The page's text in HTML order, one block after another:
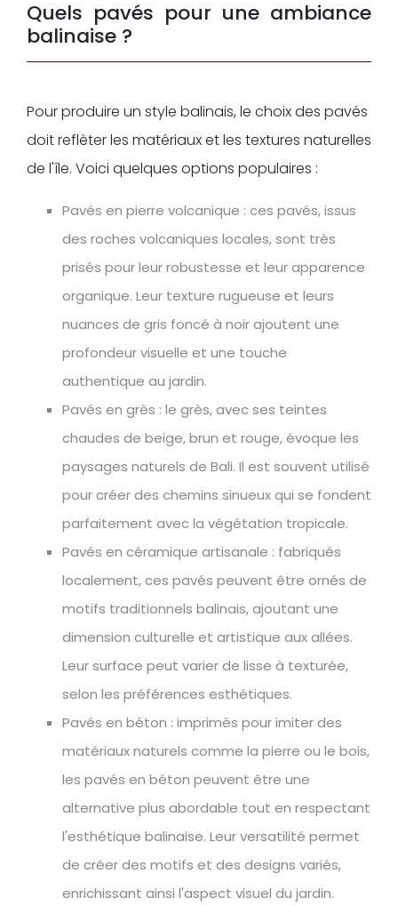
Quels pavés pour une ambiance
balinaise ?
Pour produire un style balinais, le choix des pavés
doit reflèter les matériaux et les textures naturelles
de l'île. Voici quelques options populaires :
Pavés en pierre volcanique : ces pavés, issus
des roches volcaniques locales, sont très
prisés pour leur robustesse et leur apparence
organique. Leur texture rugueuse et leurs
nuances de gris foncé à noir ajoutent une
profondeur visuelle et une touche
authentique au jardin.
Pavés en grès : le grès, avec ses teintes
chaudes de beige, brun et rouge, évoque les
paysages naturels de Bali. Il est souvent utilisé
pour créer des chemins sinueux qui se fondent
parfaitement avec la végétation tropicale.
Pavés en céramique artisanale : fabriqués
localement, ces pavés peuvent être ornés de
motifs traditionnels balinais, ajoutant une
dimension culturelle et artistique aux allées.
Leur surface peut varier de lisse à texturée,
selon les préférences esthétiques.
Pavés en béton : imprimés pour imiter des
matériaux naturels comme la pierre ou le bois,
les pavés en béton peuvent être une
alternative plus abordable tout en respectant
l'esthétique balinaise. Leur versatilité permet
de créer des motifs et des designs variés,
enrichissant ainsi l'aspect visuel du jardin.